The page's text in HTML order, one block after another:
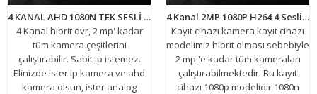
4 KANAL AHD 1080N TEK SESLİ HİBRİT DVR XMEYE KAMERA KAYIT CİHAZI ARNA-4442
4 Kanal hibrit dvr, 2 mp' kadar
tüm kamera çeşitlerini
çalıştırabilir. Sabit ip istemez.
Elinizde ister ip kamera ve ahd
kamera olsun, ister analog
4 Kanal 2MP 1080P H264 4 Sesli Dvr Güvenlik kamerası Kayıt Cihazı ARNA-1852
Kayıt cihazı kamera kayıt cihazı
modelimiz hibrit olması sebebiyle
2 mp 'e kadar tüm kameraları
çalıştırabilmektedir. Bu kayıt
cihazı 1080p modelidir 1080n